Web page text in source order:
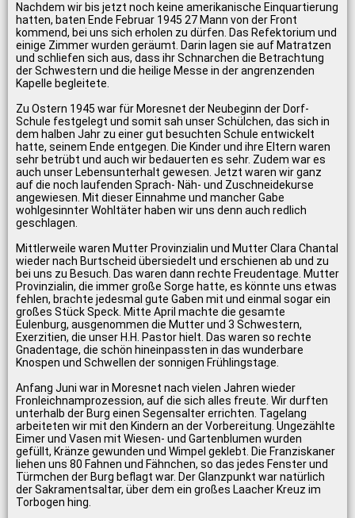
Nachdem wir bis jetzt noch keine amerikanische Einquartierung
hatten, baten Ende Februar 1945 27 Mann von der Front
kommend, bei uns sich erholen zu dürfen. Das Refektorium und
einige Zimmer wurden geräumt. Darin lagen sie auf Matratzen
und schliefen sich aus, dass ihr Schnarchen die Betrachtung
der Schwestern und die heilige Messe in der angrenzenden
Kapelle begleitete.
Zu Ostern 1945 war für Moresnet der Neubeginn der Dorf-
Schule festgelegt und somit sah unser Schülchen, das sich in
dem halben Jahr zu einer gut besuchten Schule entwickelt
hatte, seinem Ende entgegen. Die Kinder und ihre Eltern waren
sehr betrübt und auch wir bedauerten es sehr. Zudem war es
auch unser Lebensunterhalt gewesen. Jetzt waren wir ganz
auf die noch laufenden Sprach- Näh- und Zuschneidekurse
angewiesen. Mit dieser Einnahme und mancher Gabe
wohlgesinnter Wohltäter haben wir uns denn auch redlich
geschlagen.
Mittlerweile waren Mutter Provinzialin und Mutter Clara Chantal
wieder nach Burtscheid übersiedelt und erschienen ab und zu
bei uns zu Besuch. Das waren dann rechte Freudentage. Mutter
Provinzialin, die immer große Sorge hatte, es könnte uns etwas
fehlen, brachte jedesmal gute Gaben mit und einmal sogar ein
großes Stück Speck. Mitte April machte die gesamte
Eulenburg, ausgenommen die Mutter und 3 Schwestern,
Exerzitien, die unser H.H. Pastor hielt. Das waren so rechte
Gnadentage, die schön hineinpassten in das wunderbare
Knospen und Schwellen der sonnigen Frühlingstage.
Anfang Juni war in Moresnet nach vielen Jahren wieder
Fronleichnamprozession, auf die sich alles freute. Wir durften
unterhalb der Burg einen Segensalter errichten. Tagelang
arbeiteten wir mit den Kindern an der Vorbereitung. Ungezählte
Eimer und Vasen mit Wiesen- und Gartenblumen wurden
gefüllt, Kränze gewunden und Wimpel geklebt. Die Franziskaner
liehen uns 80 Fahnen und Fähnchen, so das jedes Fenster und
Türmchen der Burg beflagt war. Der Glanzpunkt war natürlich
der Sakramentsaltar, über dem ein großes Laacher Kreuz im
Torbogen hing.